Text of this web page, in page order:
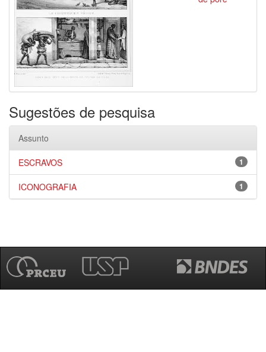
Sugestões de pesquisa
Assunto
1
ESCRAVOS
1
ICONOGRAFIA